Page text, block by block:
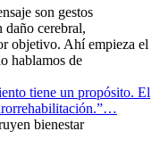
son gestos
daño cerebral,
objetivo. Ahí empieza el
hablamos de
tiene un propósito. El
…